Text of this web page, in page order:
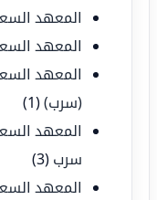
المعهد
المعهد
المعهد
(سرب)(1)
المعهد
سرب (3)
المعهد